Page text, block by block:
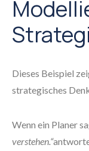
Dieses Beispiel
strategisches
Wenn ein Planer
verstehen.“